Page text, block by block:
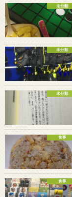
未分類
未分類
未分類
食事
食事